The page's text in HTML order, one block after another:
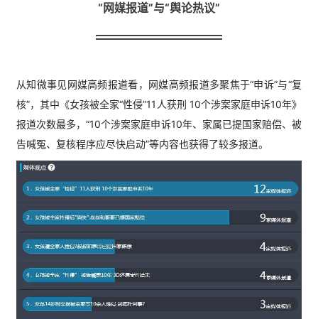
“网媒报道”与“舆论热议”
从知微事见网媒高频报道看， 网媒高频报道多聚焦于“申诉”与“复
核”，其中《女孩被全家“性侵”11人获刑 10个涉案家庭申诉10年》
报道次数最多，“10个涉案家庭申诉10年、家属已提国家赔偿、被
告喊冤、复核程序应尽快启动”等内容也获得了较多报道。